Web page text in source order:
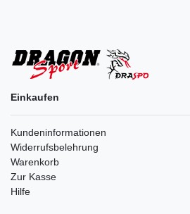
Einkaufen
Kundeninformationen
Widerrufsbelehrung
Warenkorb
Zur Kasse
Hilfe